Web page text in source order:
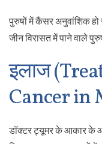
पुरुषों में कैंसर अनुवांशिक हो
जीन विरासत में पाने वाले
इलाज
Cancer in
डॉक्टर ट्यूमर के आकार के